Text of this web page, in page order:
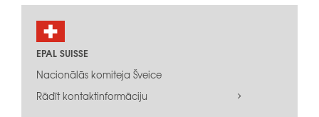
EPAL SUISSE
Nacionālās komiteja Šveice
Rādīt kontaktinformāciju